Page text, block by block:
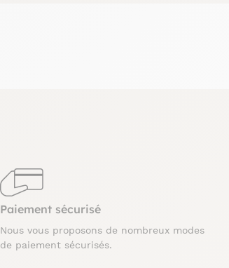
Paiement sécurisé
Nous vous proposons de nombreux modes
de paiement sécurisés.